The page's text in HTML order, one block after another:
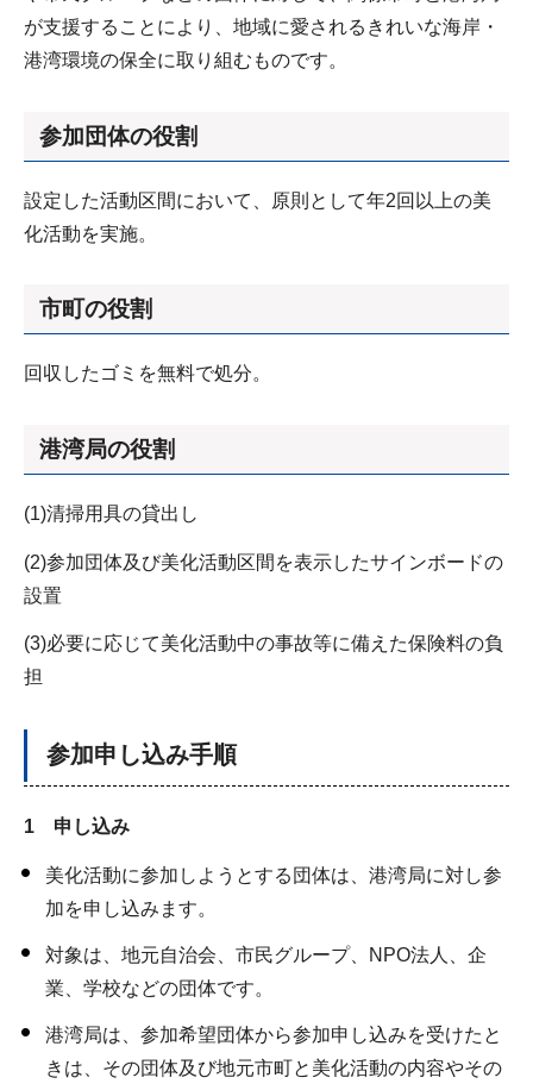
が支援することにより、地域に愛されるきれいな海岸・
港湾環境の保全に取り組むものです。
参加団体の役割
設定した活動区間において、原則として年2回以上の美
化活動を実施。
市町の役割
回収したゴミを無料で処分。
港湾局の役割
(1)清掃用具の貸出し
(2)参加団体及び美化活動区間を表示したサインボードの
設置
(3)必要に応じて美化活動中の事故等に備えた保険料の負
担
参加申し込み手順
1 申し込み
美化活動に参加しようとする団体は、港湾局に対し参
加を申し込みます。
対象は、地元自治会、市民グループ、NPO法人、企
業、学校などの団体です。
港湾局は、参加希望団体から参加申し込みを受けたと
きは、その団体及び地元市町と美化活動の内容やその